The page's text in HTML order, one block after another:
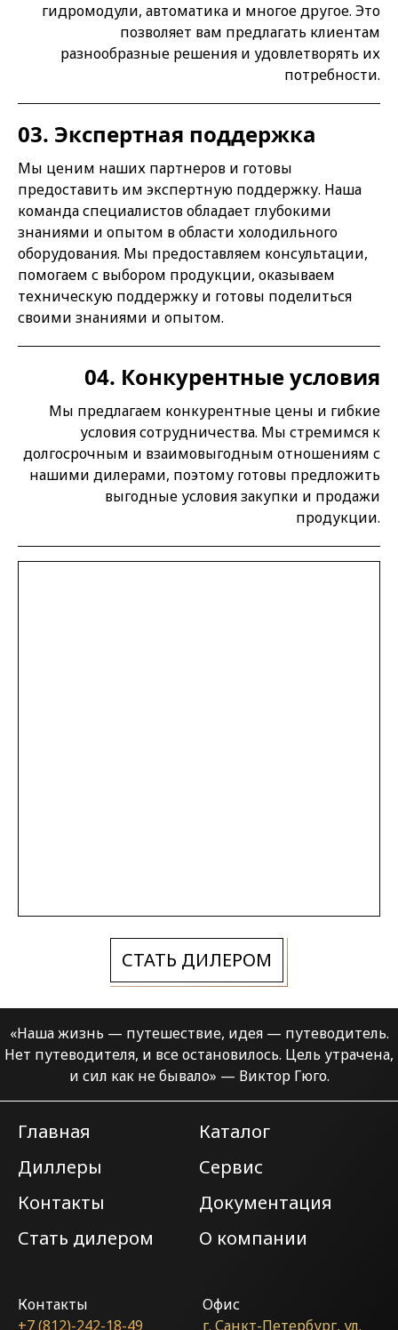
гидромодули, автоматика и многое другое. Это
позволяет вам предлагать клиентам
разнообразные решения и удовлетворять их
потребности.
03. Экспертная поддержка
Мы ценим наших партнеров и готовы
предоставить им экспертную поддержку. Наша
команда специалистов обладает глубокими
знаниями и опытом в области холодильного
оборудования. Мы предоставляем консультации,
помогаем с выбором продукции, оказываем
техническую поддержку и готовы поделиться
своими знаниями и опытом.
04. Конкурентные условия
Мы предлагаем конкурентные цены и гибкие
условия сотрудничества. Мы стремимся к
долгосрочным и взаимовыгодным отношениям с
нашими дилерами, поэтому готовы предложить
выгодные условия закупки и продажи
продукции.
СТАТЬ ДИЛЕРОМ
«Наша жизнь — путешествие, идея — путеводитель.
Нет путеводителя, и все остановилось. Цель утрачена,
и сил как не бывало» — Виктор Гюго.
Главная
Каталог
Диллеры
Сервис
Контакты
Документация
Стать дилером
О компании
Контакты
+7 (812)-242-18-49
Офис
г. Санкт-Петербург, ул.